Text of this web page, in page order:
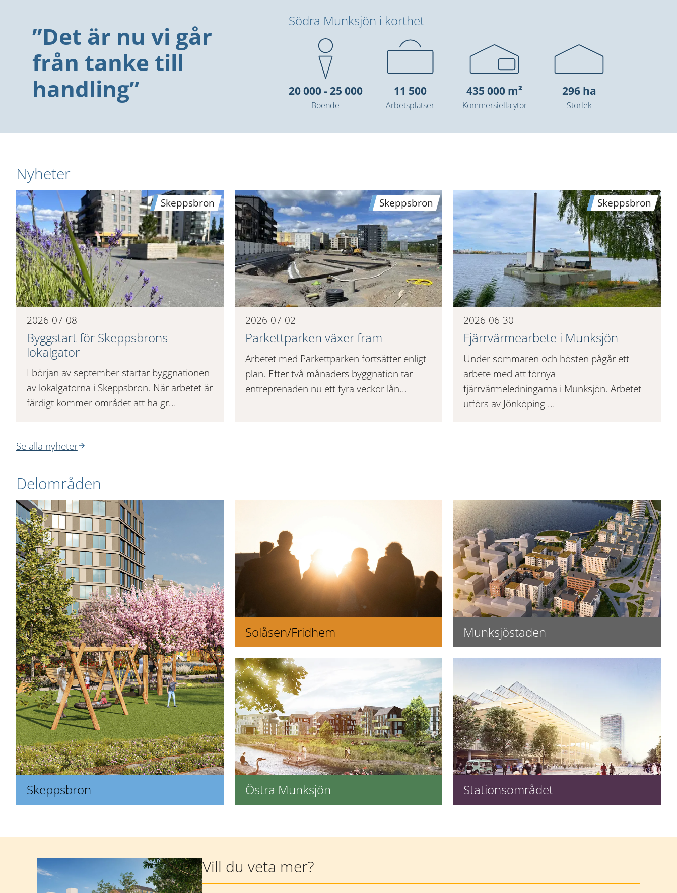
”Det är nu vi går
från tanke till
handling”
Södra Munksjön i korthet
20 000 - 25 000
Boende
11 500
Arbetsplatser
435 000 m²
Kommersiella ytor
296 ha
Storlek
Nyheter
Skeppsbron
2026-07-08
Byggstart för Skeppsbrons
lokalgator
I början av september startar byggnationen
av lokalgatorna i Skeppsbron. När arbetet är
färdigt kommer området att ha gr...
Skeppsbron
2026-07-02
Parkettparken växer fram
Arbetet med Parkettparken fortsätter enligt
plan. Efter två månaders byggnation tar
entreprenaden nu ett fyra veckor lån...
Skeppsbron
2026-06-30
Fjärrvärmearbete i Munksjön
Under sommaren och hösten pågår ett
arbete med att förnya
fjärrvärmeledningarna i Munksjön. Arbetet
utförs av Jönköping ...
Se alla nyheter
Delområden
Skeppsbron
Solåsen/Fridhem Munksjöstaden
Östra Munksjön Stationsområdet
Mer information
Vill du veta mer?